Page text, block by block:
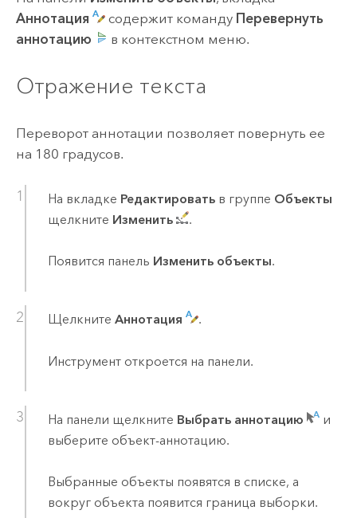
Аннотация
содержит команду Перевернуть
аннотацию
в контекстном меню.
Отражение текста
Переворот аннотации позволяет повернуть ее
на 180 градусов.
На вкладке Редактироватьв группе Объекты
щелкните Изменить .
Появится панель Изменить объекты.
Щелкните Аннотация .
Инструмент откроется на панели.
На панели щелкните Выбрать аннотацию
и
выберите объект-аннотацию.
Выбранные объекты появятся в списке, а
вокруг объекта появится граница выборки.